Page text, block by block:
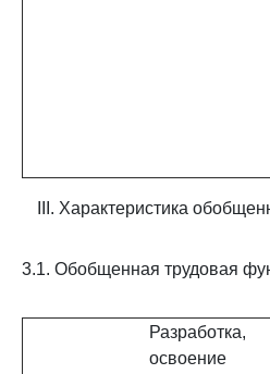
III. Характеристика
3.1. Обобщенная трудовая
Разработка,